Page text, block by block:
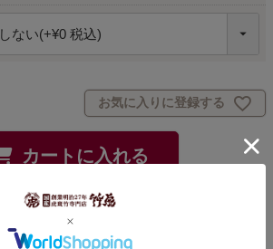
お気に入りに登録する
カートに入れる
便（ヤマト運輸）でお届けします。